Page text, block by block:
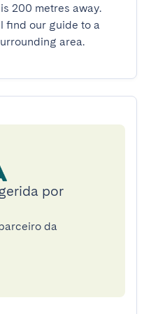
200 metres away.
find our guide to a
area.
por
da